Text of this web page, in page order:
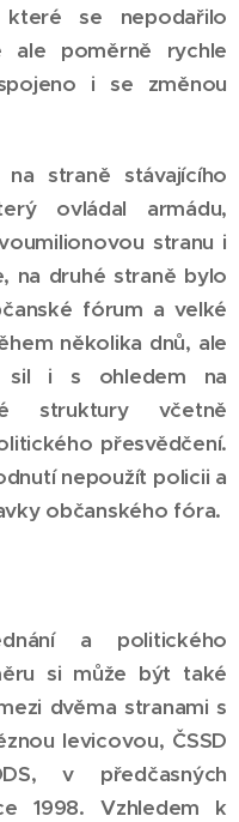
které se nepodařilo
ale poměrně rychle
i se změnou
straně stávajícího
ovládal armádu,
stranu i
na druhé straně bylo
fórum a velké
několika dnů, ale
sil i s ohledem na
struktury včetně
přesvědčení.
nepoužít policii a
občanského fóra.
a politického
si může být také
dvěma stranami s
levicovou, ČSSD
v předčasných
1998. Vzhledem k